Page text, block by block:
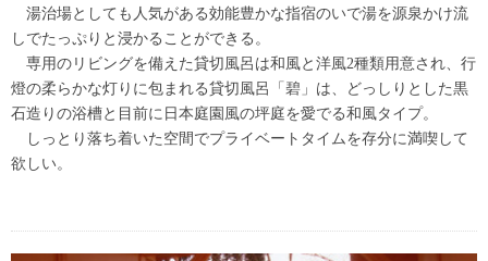
湯治場としても人気がある効能豊かな指宿のいで湯を源泉かけ流
しでたっぷりと浸かることができる。
専用のリビングを備えた貸切風呂は和風と洋風2種類用意され、行
燈の柔らかな灯りに包まれる貸切風呂「碧」は、どっしりとした黒
石造りの浴槽と目前に日本庭園風の坪庭を愛でる和風タイプ。
しっとり落ち着いた空間でプライベートタイムを存分に満喫して
欲しい。